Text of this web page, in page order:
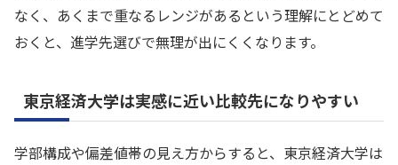
なく、あくまで重なるレンジがあるという理解にとどめて
おくと、進学先選びで無理が出にくくなります。
東京経済大学は実感に近い比較先になりやすい
学部構成や偏差値帯の見え方からすると、東京経済大学は